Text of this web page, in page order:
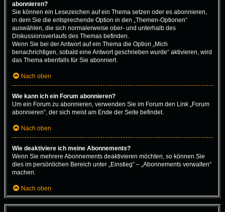
abonnieren?
Sie können ein Lesezeichen auf ein Thema setzen oder es abonnieren,
in dem Sie die entsprechende Option in den „Themen-Optionen“
auswählen, die sich normalerweise ober- und unterhalb des
Diskussionsverlaufs des Themas befinden.
Wenn Sie bei der Antwort auf ein Thema die Option „Mich
benachrichtigen, sobald eine Antwort geschrieben wurde“ aktivieren, wird
das Thema ebenfalls für Sie abonniert.
Nach oben
Wie kann ich ein Forum abonnieren?
Um ein Forum zu abonnieren, verwenden Sie im Forum den Link „Forum
abonnieren“, der sich meist am Ende der Seite befindet.
Nach oben
Wie deaktiviere ich meine Abonnements?
Wenn Sie mehrere Abonnements deaktivieren möchten, so können Sie
dies im persönlichen Bereich unter „Einstieg“ – „Abonnements verwalten“
machen.
Nach oben